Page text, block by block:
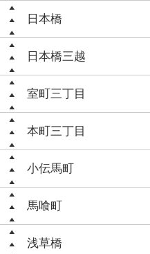
日本橋
日本橋三越
室町三丁目
本町三丁目
小伝馬町
馬喰町
浅草橋